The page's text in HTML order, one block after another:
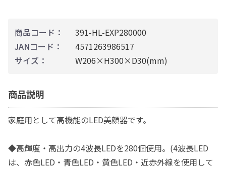
商品コード：
391-HL-EXP280000
JANコード：
4571263986517
サイズ：
W206×H300×D30(mm)
商品説明
家庭用として高機能のLED美顔器です。
◆高輝度・高出力の4波長LEDを280個使用。(4波長LED
は、赤色LED・青色LED・黄色LED・近赤外線を使用して